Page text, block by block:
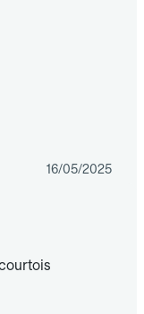
16/05/2025